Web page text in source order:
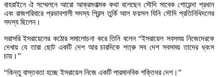
বাহরাইনে ঐ সম্মেলনে আরো আক্রমণাত্মক কথা বলেছেন সৌদি সাবেক গোয়েন্দা প্রধান
এবং রাজপরিবারে প্রভাবশালী সদস্য প্রিন্স তুর্কি আল ফয়সল যিনি সৌদি প্রতিনিধিদলের
সদস্য ছিলেন।
সরাসরি ইসরায়েলের কঠোর সমালোচনা করে তিনি বলেন “ইসরায়েল সবসময় নিজেদেরকে
দেখায় যে তারা ছোট একটি দেশ আর চারদিকে শত্রু সব দেশ সবসময় তাদের ধ্বংস
চায়।”
“কিন্তু বাস্তবতা হচ্ছে ইসরায়েল নিজে একটি পারমানবিক শক্তিধর দেশ।”